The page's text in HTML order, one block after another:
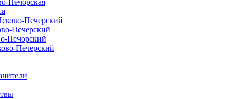
Печорская
Печерский
Печерский
Печорский
Печерский